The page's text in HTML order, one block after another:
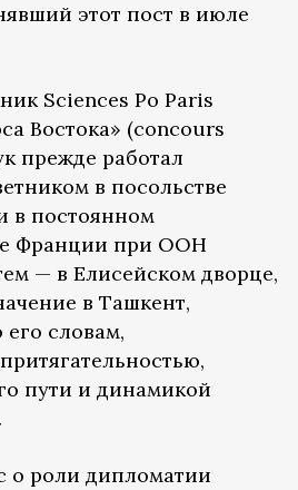
этот пост в июле
Sciences Po Paris
Востока» (concours
прежде работал
в посольстве
в постоянном
Франции при ООН
— в Елисейском дворце,
в Ташкент,
словам,
пути и динамикой
о роли дипломатии